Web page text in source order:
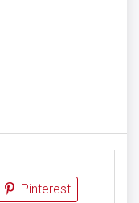
Pinterest